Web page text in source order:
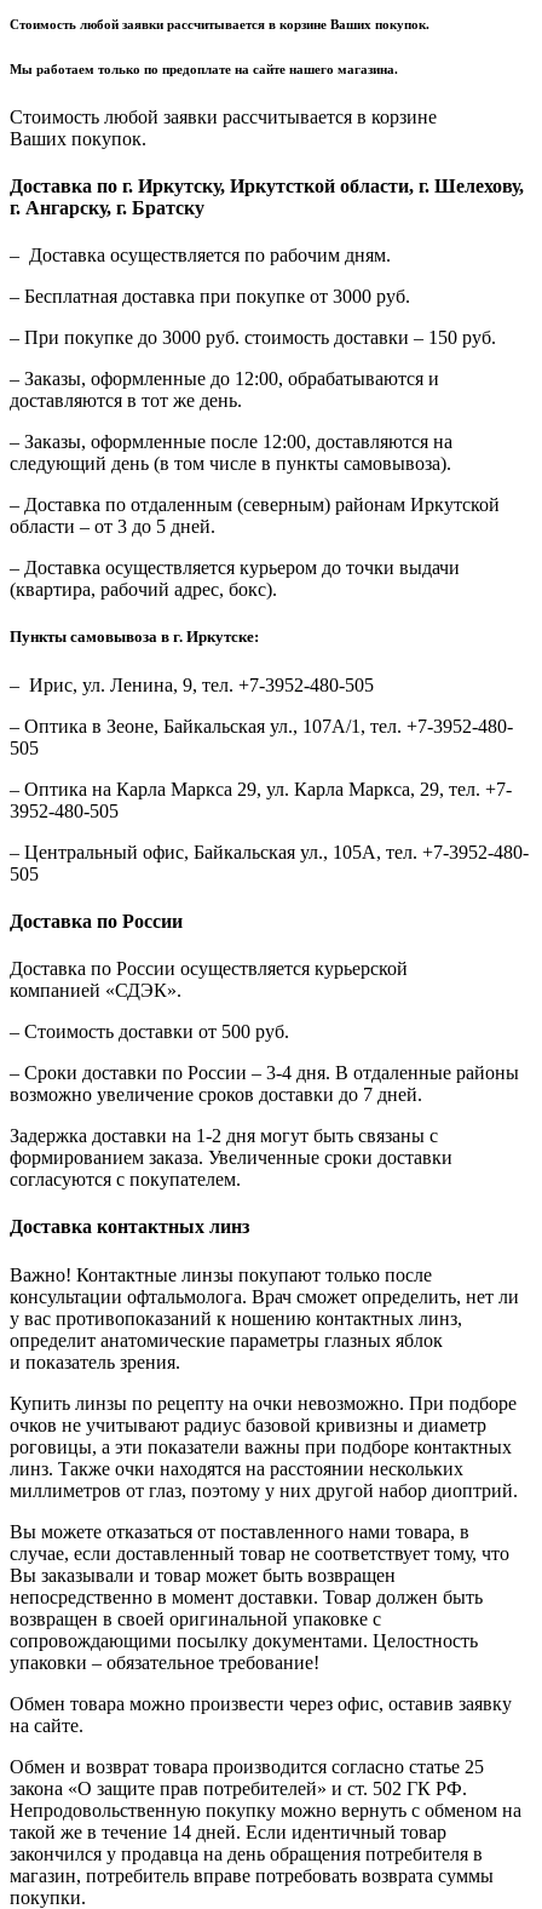
Стоимость любой заявки рассчитывается в корзине Ваших покупок.
Мы работаем только по предоплате на сайте нашего магазина.
Стоимость любой заявки рассчитывается в корзине
Ваших покупок.
Доставка по г. Иркутску, Иркутсткой области, г. Шелехову,
г. Ангарску, г. Братску
– Доставка осуществляется по рабочим дням.
– Бесплатная доставка при покупке от 3000 руб.
– При покупке до 3000 руб. стоимость доставки – 150 руб.
– Заказы, оформленные до 12:00, обрабатываются и
доставляются в тот же день.
– Заказы, оформленные после 12:00, доставляются на
следующий день (в том числе в пункты самовывоза).
– Доставка по отдаленным (северным) районам Иркутской
области – от 3 до 5 дней.
– Доставка осуществляется курьером до точки выдачи
(квартира, рабочий адрес, бокс).
Пункты самовывоза в г. Иркутске:
– Ирис, ул. Ленина, 9, тел. +7-3952-480-505
– Оптика в Зеоне, Байкальская ул., 107А/1, тел. +7-3952-480-
505
– Оптика на Карла Маркса 29, ул. Карла Маркса, 29, тел. +7-
3952-480-505
– Центральный офис, Байкальская ул., 105А, тел. +7-3952-480-
505
Доставка по России
Доставка по России осуществляется курьерской
компанией «СДЭК».
– Стоимость доставки от 500 руб.
– Сроки доставки по России – 3-4 дня. В отдаленные районы
возможно увеличение сроков доставки до 7 дней.
Задержка доставки на 1-2 дня могут быть связаны с
формированием заказа. Увеличенные сроки доставки
согласуются с покупателем.
Доставка контактных линз
Важно! Контактные линзы покупают только после
консультации офтальмолога. Врач сможет определить, нет ли
у вас противопоказаний к ношению контактных линз,
определит анатомические параметры глазных яблок
и показатель зрения.
Купить линзы по рецепту на очки невозможно. При подборе
очков не учитывают радиус базовой кривизны и диаметр
роговицы, а эти показатели важны при подборе контактных
линз. Также очки находятся на расстоянии нескольких
миллиметров от глаз, поэтому у них другой набор диоптрий.
Вы можете отказаться от поставленного нами товара, в
случае, если доставленный товар не соответствует тому, что
Вы заказывали и товар может быть возвращен
непосредственно в момент доставки. Товар должен быть
возвращен в своей оригинальной упаковке с
сопровождающими посылку документами. Целостность
упаковки – обязательное требование!
Обмен товара можно произвести через офис, оставив заявку
на сайте.
Обмен и возврат товара производится согласно статье 25
закона «О защите прав потребителей» и ст. 502 ГК РФ.
Непродовольственную покупку можно вернуть с обменом на
такой же в течение 14 дней. Если идентичный товар
закончился у продавца на день обращения потребителя в
магазин, потребитель вправе потребовать возврата суммы
покупки.